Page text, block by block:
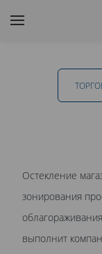
Даю
политикой
Остекление
зонирования
выполнит